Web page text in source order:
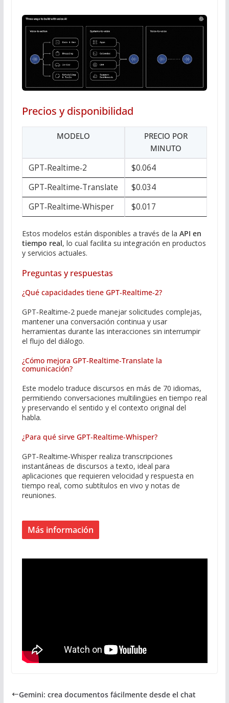
Precios y disponibilidad
MODELO
PRECIO POR
MINUTO
GPT‑Realtime‑2
$0.064
GPT‑Realtime‑Translate
$0.034
GPT‑Realtime‑Whisper
$0.017
Estos modelos están disponibles a través de la API en
tiempo real, lo cual facilita su integración en productos
y servicios actuales.
Preguntas y respuestas
¿Qué capacidades tiene GPT‑Realtime‑2?
GPT‑Realtime‑2 puede manejar solicitudes complejas,
mantener una conversación continua y usar
herramientas durante las interacciones sin interrumpir
el flujo del diálogo.
¿Cómo mejora GPT‑Realtime‑Translate la
comunicación?
Este modelo traduce discursos en más de 70 idiomas,
permitiendo conversaciones multilingües en tiempo real
y preservando el sentido y el contexto original del
habla.
¿Para qué sirve GPT‑Realtime‑Whisper?
GPT‑Realtime‑Whisper realiza transcripciones
instantáneas de discursos a texto, ideal para
aplicaciones que requieren velocidad y respuesta en
tiempo real, como subtítulos en vivo y notas de
reuniones.
Más información
Gemini: crea documentos fácilmente desde el chat